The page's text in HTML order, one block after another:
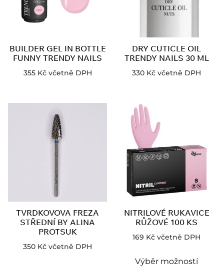
BUILDER GEL IN BOTTLE
FUNNY TRENDY NAILS
355 Kč včetně DPH
DRY CUTICLE OIL
TRENDY NAILS 30 ML
330 Kč včetně DPH
TVRDKOVOVA FREZA
STŘEDNÍ BY ALINA
PROTSUK
350 Kč včetně DPH
NITRILOVÉ RUKAVICE
RŮŽOVÉ 100 KS
169 Kč včetně DPH
Výběr možností